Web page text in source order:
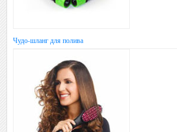
Чудо-шланг для полива